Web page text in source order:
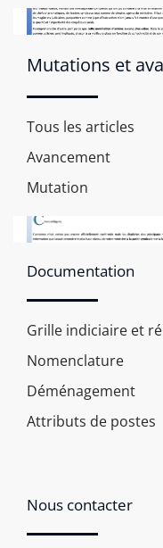
Accéder à notre écrit
Mutations et
Tous les articles
Avancement
Mutation
Documentation
Grille indiciaire et
Nomenclature
Déménagement
Attributs de postes
Nous contacter